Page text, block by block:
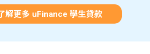
解更多 uFinance 學生貸款